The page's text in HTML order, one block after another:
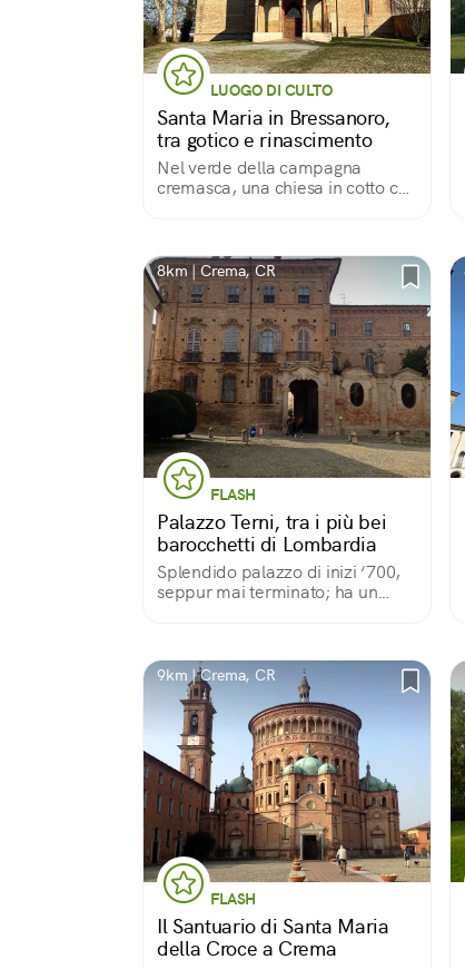
LUOGO DI CULTO
Santa Maria in Bressanoro,
tra gotico e rinascimento
Nel verde della campagna
cremasca, una chiesa in cotto che
8km | Crema, CR
FLASH
Palazzo Terni, tra i più bei
barocchetti di Lombardia
Splendido palazzo di inizi ‘700,
seppur mai terminato; ha un
9km | Crema, CR
FLASH
Il Santuario di Santa Maria
della Croce a Crema